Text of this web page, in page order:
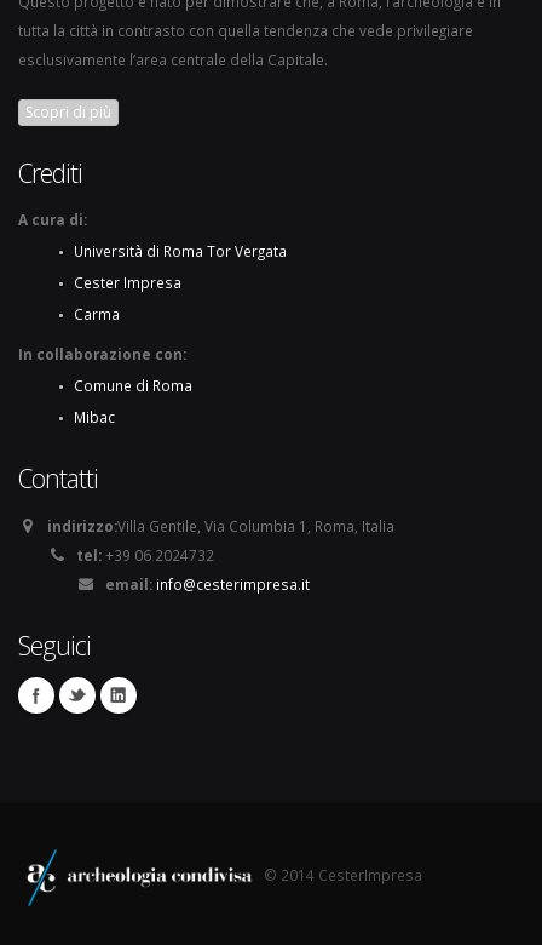
tutta la città in contrasto con quella tendenza che vede privilegiare
esclusivamente l’area centrale della Capitale.
Scopri di più
Crediti
A cura di:
Università di Roma Tor Vergata
Cester Impresa
Carma
In collaborazione con:
Comune di Roma
Mibac
Contatti
indirizzo:Villa Gentile, Via Columbia 1, Roma, Italia
tel:+39 06 2024732
email: info@cesterimpresa.it
Seguici
© 2014 CesterImpresa